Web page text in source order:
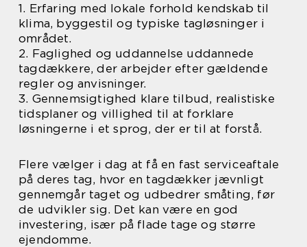
1. Erfaring med lokale forhold kendskab til
klima, byggestil og typiske tagløsninger i
området.
2. Faglighed og uddannelse uddannede
tagdækkere, der arbejder efter gældende
regler og anvisninger.
3. Gennemsigtighed klare tilbud, realistiske
tidsplaner og villighed til at forklare
løsningerne i et sprog, der er til at forstå.
Flere vælger i dag at få en fast serviceaftale
på deres tag, hvor en tagdækker jævnligt
gennemgår taget og udbedrer småting, før
de udvikler sig. Det kan være en god
investering, især på flade tage og større
ejendomme.